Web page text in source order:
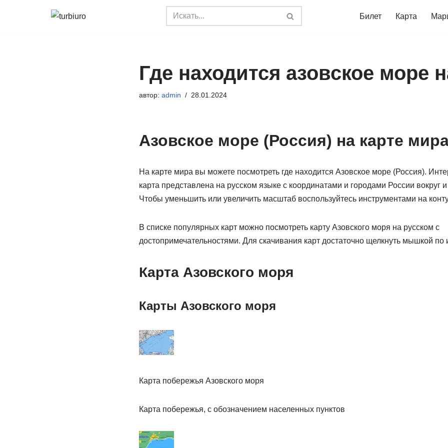
Билет Карта
Где находится азовское море
автор: admin 28.01.2024
Азовское море (Россия) на карте
На карте мира вы можете посмотреть где находится Азовское море (Россия).
карта представлена на русском языке с координатами и городами России вокруг
Чтобы уменьшить или увеличить масштаб воспользуйтесь инструментами на
В списке популярных карт можно посмотреть карту Азовского моря на русском с
достопримечательностями. Для скачивания карт достаточно щелкнуть мышкой
Карта Азовского моря
Карты Азовского моря
Карта побережья Азовского моря
Карта побережья, с обозначением населенных пунктов